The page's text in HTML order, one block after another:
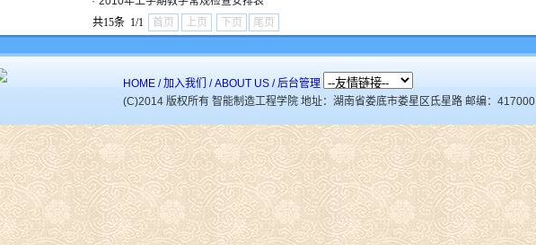
共15条 1/1
首页 上页 下页 尾页
HOME /加入我们 /ABOUT US /后台管理
(C)2014 版权所有 智能制造工程学院 地址：湖南省娄底市娄星区氐星路 邮编：417000